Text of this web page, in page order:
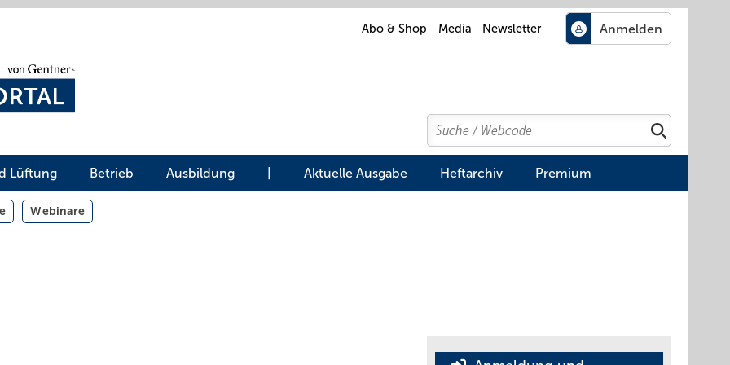
Abo & Shop Media Newsletter
Search
Suchen
Lüftung Betrieb Ausbildung Aktuelle Ausgabe Heftarchiv Premium
Webinare